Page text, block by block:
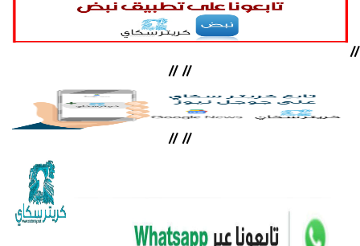
//
//
//
//
//